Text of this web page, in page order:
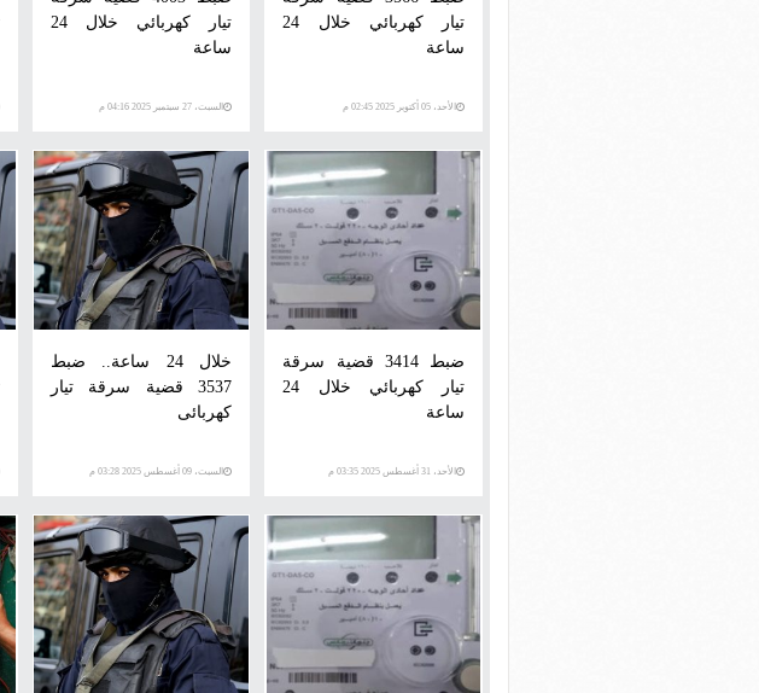
تيار كهربائي خلال 24
ساعة
الأحد، 05 أكتوبر 2025 02:45 م
تيار كهربائي خلال 24
ساعة
السبت، 27 سبتمبر 2025 04:16 م
ضبط 3414 قضية سرقة
تيار كهربائي خلال 24
ساعة
الأحد، 31 أغسطس 2025 03:35 م
خلال 24 ساعة.. ضبط
3537 قضية سرقة تيار
كهربائى
السبت، 09 أغسطس 2025 03:28 م